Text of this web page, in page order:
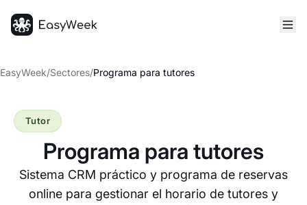
EasyWeek/Sectores/Programa para tutores
Programa para tutores
Sistema CRM práctico y programa de reservas
online para gestionar el horario de tutores y
Tutor